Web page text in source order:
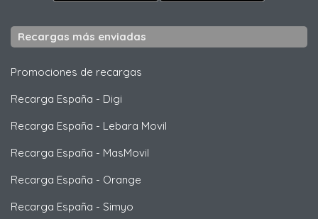
Recargas más enviadas
Promociones de recargas
Recarga España - Digi
Recarga España - Lebara Movil
Recarga España - MasMovil
Recarga España - Orange
Recarga España - Simyo